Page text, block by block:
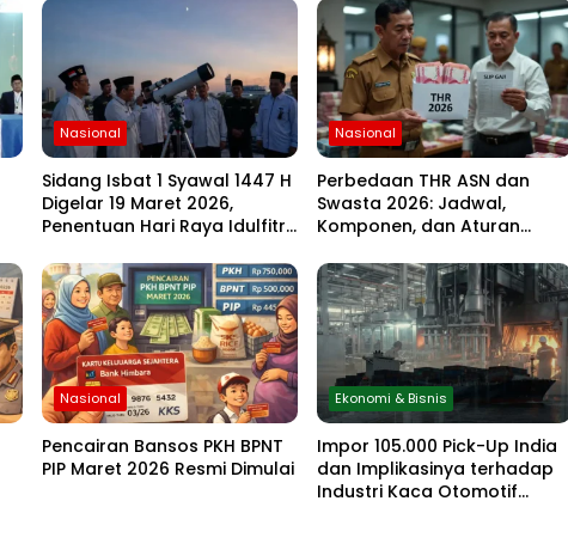
Nasional
Sidang Isbat 1 Syawal 1447 H
Digelar 19 Maret 2026,
Penentuan Hari Raya Idulfitri
Nasional
Perbedaan THR ASN dan
Swasta 2026: Jadwal,
Komponen, dan Aturan
Nasional
Pencairan Bansos PKH BPNT
PIP Maret 2026 Resmi Dimulai
Ekonomi & Bisnis
Impor 105.000 Pick-Up India
dan Implikasinya terhadap
Industri Kaca Otomotif